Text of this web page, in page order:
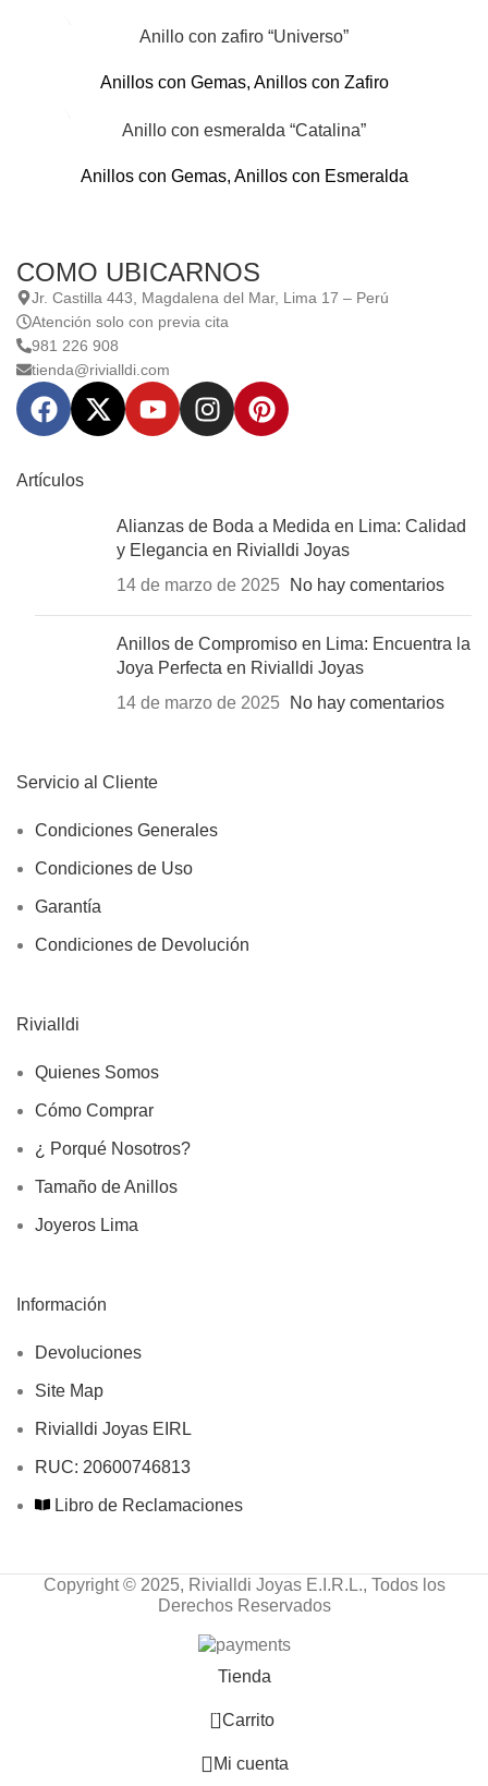
Anillo con zafiro “Universo”
Anillos con Gemas, Anillos con Zafiro
Anillo con esmeralda “Catalina”
Anillos con Gemas, Anillos con Esmeralda
COMO UBICARNOS
Jr. Castilla 443, Magdalena del Mar, Lima 17 – Perú
Atención solo con previa cita
981 226 908
tienda@rivialldi.com
Artículos
Alianzas de Boda a Medida en Lima: Calidad
y Elegancia en Rivialldi Joyas
14 de marzo de 2025
No hay comentarios
Anillos de Compromiso en Lima: Encuentra la
Joya Perfecta en Rivialldi Joyas
14 de marzo de 2025
No hay comentarios
Servicio al Cliente
Condiciones Generales
Condiciones de Uso
Garantía
Condiciones de Devolución
Rivialldi
Quienes Somos
Cómo Comprar
¿ Porqué Nosotros?
Tamaño de Anillos
Joyeros Lima
Información
Devoluciones
Site Map
Rivialldi Joyas EIRL
RUC: 20600746813
Libro de Reclamaciones
Copyright © 2025, Rivialldi Joyas E.I.R.L., Todos los
Derechos Reservados
Tienda
0 Carrito
Mi cuenta